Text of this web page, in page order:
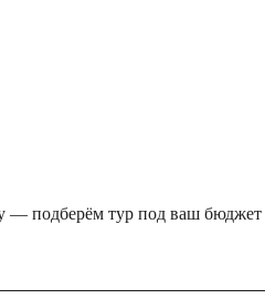
— подберём тур под ваш